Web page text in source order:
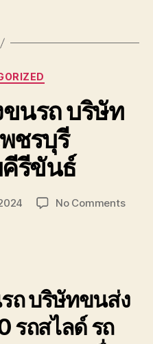
นรถ บริษัท
ชรบุรี
รีขันธ์
No Commentson
เพชร
ประจ
ถ บริษัทขนส่ง
ถสไลด์ รถ